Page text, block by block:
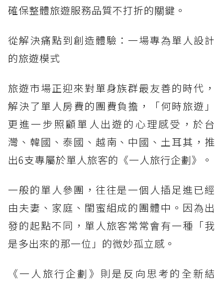
確保整體旅遊服務品質不打折的關鍵。
從解決痛點到創造體驗：一場專為單人設計
的旅遊模式
旅遊市場正迎來對單身族群最友善的時代，
解決了單人房費的團費負擔，「何時旅遊」
更進一步照顧單人出遊的心理感受，於台
灣、韓國、泰國、越南、中國、土耳其，推
出6支專屬於單人旅客的《一人旅行企劃》。
一般的單人參團，往往是一個人插足進已經
由夫妻、家庭、閨蜜組成的團體中。因為出
發的起點不同，單人旅客常常會有一種「我
是多出來的那一位」的微妙孤立感。
《一人旅行企劃》則是反向思考的全新結